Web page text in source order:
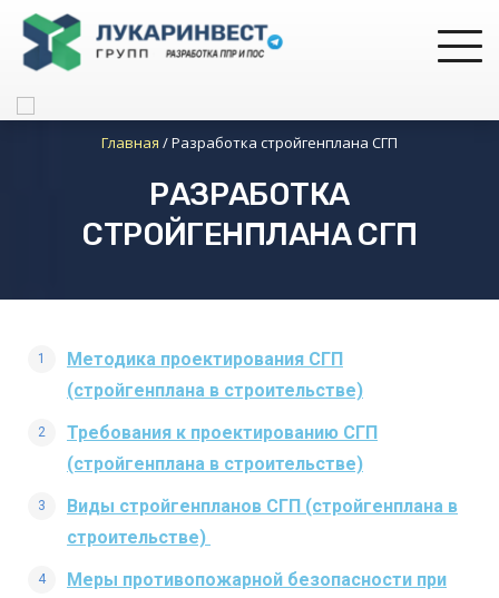
Главная /Разработка стройгенплана СГП
РАЗРАБОТКА
СТРОЙГЕНПЛАНА СГП
Методика проектирования СГП
(стройгенплана в строительстве)
Требования к проектированию СГП
(стройгенплана в строительстве)
Виды стройгенпланов СГП (стройгенплана в
строительстве)
Меры противопожарной безопасности при